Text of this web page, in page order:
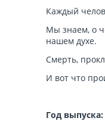
Каждый
Мы знаем, о
нашем духе.
Смерть,
И вот что
Год выпуска: